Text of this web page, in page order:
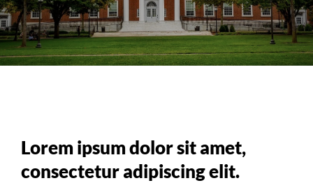
Lorem ipsum dolor sit amet,
consectetur adipiscing elit.